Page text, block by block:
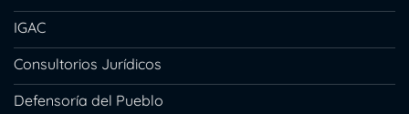
IGAC
Consultorios Jurídicos
Defensoría del Pueblo